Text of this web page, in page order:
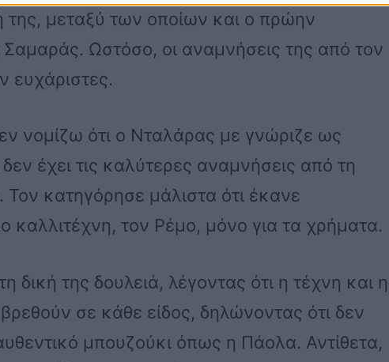
μεταξύ των οποίων και ο πρώην
Ωστόσο, οι αναμνήσεις της από τον
ευχάριστες.
νομίζω ότι ο Νταλάρας με γνώριζε ως
έχει τις καλύτερες αναμνήσεις από τη
κατηγόρησε μάλιστα ότι έκανε
καλλιτέχνη, τον Ρέμο, μόνο για τα χρήματα.
δική της δουλειά, λέγοντας ότι η τέχνη και η
σε κάθε είδος, δηλώνοντας ότι δεν
μπουζούκι όπως η Πάολα. Αντίθετα,